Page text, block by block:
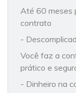
Até 60 meses
contrato
-
Você faz a
prático e
- Dinheiro na